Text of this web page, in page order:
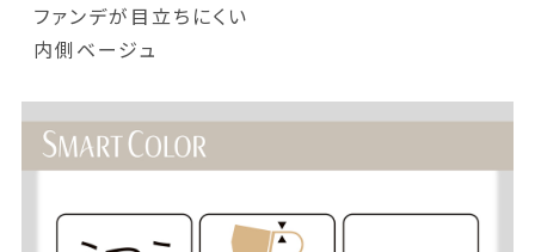
ファンデが目立ちにくい
内側ベージュ